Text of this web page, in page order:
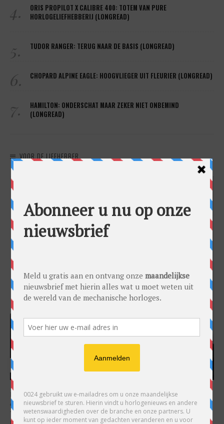
4.
ORIS PROPILOT X CALIBRE 400: TOTEM VAN PURE
HORLOGELIEFHEBBERIJ (LONGREAD)
5. TUDOR RANGER: TERUG NAAR DE BASIS (LONGREAD)
6. CHOPARD ALPINE EAGLE: HOOGVLIEGER UIT FLEURIER (LONGREAD)
7.
HAMILTON: ONDERSCHAT MAAR ZEKER NIET ONBEMIND
(LONGREAD)
VOOR DE LIEFHEBBER
Hoofdredacteur en uitgever van 0024 Horloges. Een horlogeliefhebber en
ondernemer in hart en nieren, voor wie de liefde al decennia teruggaat. Voor
Wijnschenk is uitgeven levenslange passie, net als de oneindige interesse in